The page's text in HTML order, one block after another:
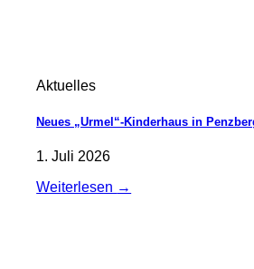
Aktuelles
Neues „Urmel“-Kinderhaus in
1. Juli 2026
Weiterlesen →